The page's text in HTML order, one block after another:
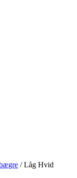
/ Låg Hvid